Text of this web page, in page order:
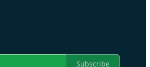
Subscribe